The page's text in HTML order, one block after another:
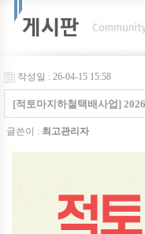
작성일 : 26-04-15 15:58
[적토마지하철택배사업]
글쓴이 : 최고관리자